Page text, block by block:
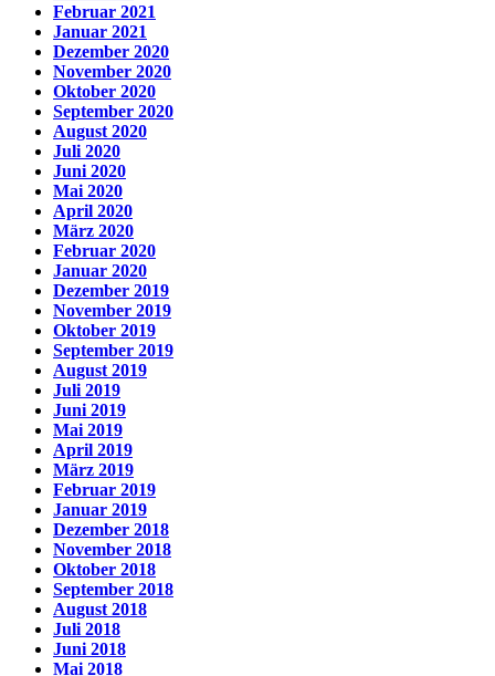
Februar 2021
Januar 2021
Dezember 2020
November 2020
Oktober 2020
September 2020
August 2020
Juli 2020
Juni 2020
Mai 2020
April 2020
März 2020
Februar 2020
Januar 2020
Dezember 2019
November 2019
Oktober 2019
September 2019
August 2019
Juli 2019
Juni 2019
Mai 2019
April 2019
März 2019
Februar 2019
Januar 2019
Dezember 2018
November 2018
Oktober 2018
September 2018
August 2018
Juli 2018
Juni 2018
Mai 2018